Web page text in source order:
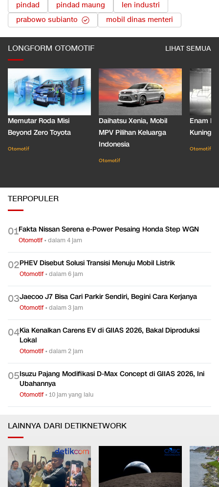
pindad pindad maung
len industri
prabowo subianto
mobil dinas menteri
LONGFORM OTOMOTIF LIHAT SEMUA
Memutar Roda Misi
Beyond Zero Toyota
Otomotif
Daihatsu Xenia, Mobil
MPV Pilihan Keluarga
Indonesia
Otomotif
Enam
Kuning
Otomotif
TERPOPULER
01Fakta Nissan Serena e-Power Pesaing Honda Step WGN
Otomotif•dalam 4 jam
02PHEV Disebut Solusi Transisi Menuju Mobil Listrik
Otomotif•dalam 6 jam
03Jaecoo J7 Bisa Cari Parkir Sendiri, Begini Cara Kerjanya
Otomotif•dalam 3 jam
04Kia Kenalkan Carens EV di GIIAS 2026, Bakal Diproduksi
Lokal
Otomotif•dalam 2 jam
05Isuzu Pajang Modifikasi D-Max Concept di GIIAS 2026, Ini
Ubahannya
Otomotif•10 jam yang lalu
LAINNYA DARI DETIKNETWORK